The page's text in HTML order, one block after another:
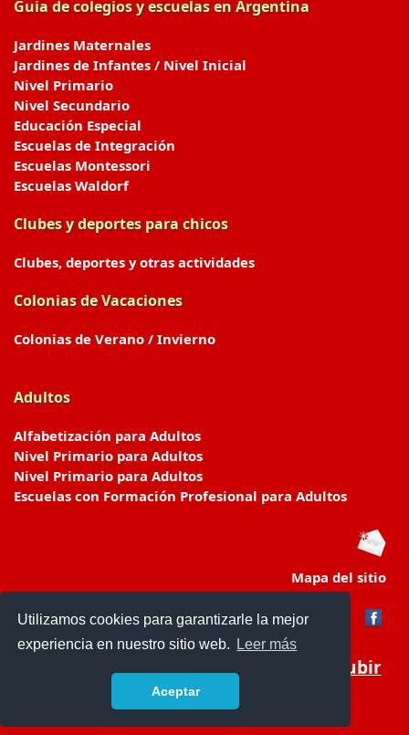
Utilizamos cookies para garantizarle la mejor
experiencia en nuestro sitio web.
Leer más
Aceptar
Guia de colegios y escuelas en Argentina
Jardines Maternales
Jardines de Infantes / Nivel Inicial
Nivel Primario
Nivel Secundario
Educación Especial
Escuelas de Integración
Escuelas Montessori
Escuelas Waldorf
Clubes y deportes para chicos
Clubes, deportes y otras actividades
Colonias de Vacaciones
Colonias de Verano / Invierno
Adultos
Alfabetización para Adultos
Nivel Primario para Adultos
Nivel Primario para Adultos
Escuelas con Formación Profesional para Adultos
Mapa del sitio
Subir